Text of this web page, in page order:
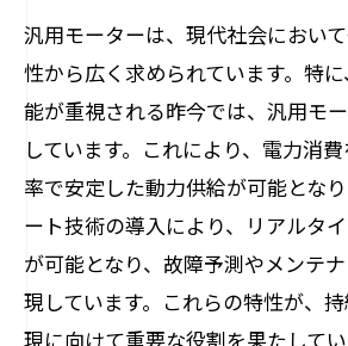
リアルタイムデータによ
の最適化
AI技術を活用したモータ
効率的なモーター運用の
ル
汎用モーター選定時に考慮す
特性
使用環境に応じたモータ
汎用モーターは、現代社会におい
性から広く求められています。特
能が重視される昨今では、汎用モ
しています。これにより、電力消
率で安定した動力供給が可能とな
ート技術の導入により、リアルタ
が可能となり、故障予測やメンテ
現しています。これらの特性が、
現に向けて重要な役割を果たしてい